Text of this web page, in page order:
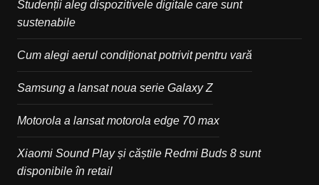
Studenții aleg dispozitivele digitale care sunt
sustenabile
Cum alegi aerul condiționat potrivit pentru vară
Samsung a lansat noua serie Galaxy Z
Motorola a lansat motorola edge 70 max
Xiaomi Sound Play și căștile Redmi Buds 8 sunt
disponibile în retail